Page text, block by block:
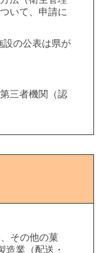
いて、申請に
設の公表は県が
三者機関（認
その他の菓
造業（配送・